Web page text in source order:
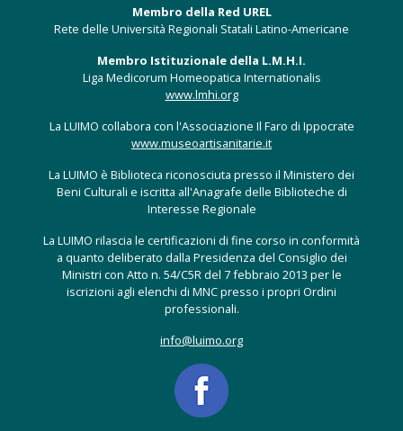
Membro della Red UREL
Rete delle Università Regionali Statali Latino-Americane
Membro Istituzionale della L.M.H.I.
Liga Medicorum Homeopatica Internationalis
www.lmhi.org
La LUIMO collabora con l'Associazione Il Faro di Ippocrate
www.museoartisanitarie.it
La LUIMO è Biblioteca riconosciuta presso il Ministero dei
Beni Culturali e iscritta all'Anagrafe delle Biblioteche di
Interesse Regionale
La LUIMO rilascia le certificazioni di fine corso in conformità
a quanto deliberato dalla Presidenza del Consiglio dei
Ministri con Atto n. 54/C5R del 7 febbraio 2013 per le
iscrizioni agli elenchi di MNC presso i propri Ordini
professionali.
info@luimo.org